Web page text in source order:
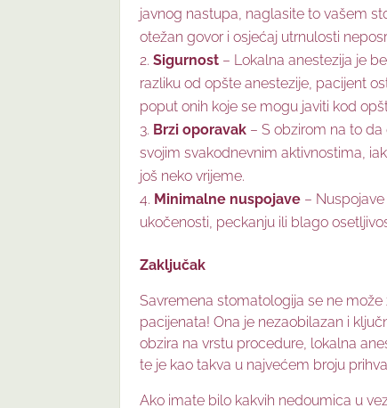
javnog nastupa, naglasite to vašem
otežan govor i osjećaj utrnulosti
Sigurnost– Lokalna anestezija je
razliku od opšte anestezije, pacijent
poput onih koje se mogu javiti kod
Brzi oporavak– S obzirom na to da
svojim svakodnevnim aktivnostima,
još neko vrijeme.
Minimalne nuspojave– Nuspojave
ukočenosti, peckanju ili blago
Zaključak
Savremena stomatologija se ne
pacijenata! Ona je nezaobilazan i
obzira na vrstu procedure, lokalna
te je kao takva u najvećem broju
Ako imate bilo kakvih nedoumica u